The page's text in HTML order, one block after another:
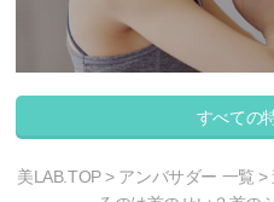
すべての
美LAB.TOP> アンバサダー 一覧 >